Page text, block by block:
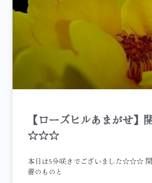
【ローズヒルあまがせ】
☆☆☆
本日は5分咲きでございました☆☆☆ 開
蕾のものと